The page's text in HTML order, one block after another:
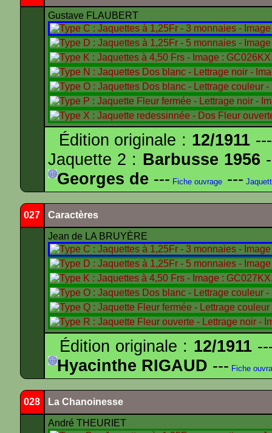
Gustave FLAUBERT
Édition originale : 12/1911
Jaquette 2 : Barbusse 1956
Georges de --- Fiche ouvrage ---
027 Caractères
Jean de LA BRUYÈRE
Édition originale : 12/1911
Hyacinthe RIGAUD --- Fiche
028 La Chanoinesse
André THEURIET